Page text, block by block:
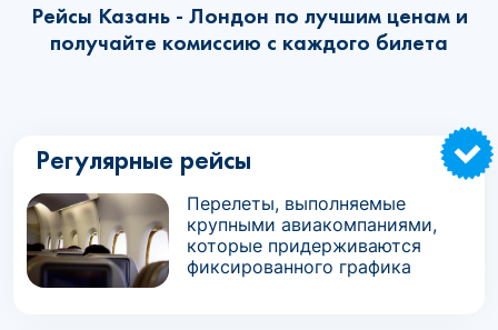
Рейсы Казань - Лондон по лучшим ценам и
получайте комиссию с каждого билета
Регулярные рейсы
Перелеты, выполняемые
крупными авиакомпаниями,
которые придерживаются
фиксированного графика